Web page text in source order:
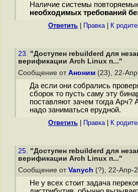
Наличие системы
необходимых требований
Ответить Правка| К
23. "Доступен rebuilderd для
верификации Arch Linux п..."
Сообщение от Аноним (23), 22-
Да если они собрались
сборок то пусть саму эту
поставляют зачем тогда
надо заниматься ерудной.
Ответить Правка| К
25. "Доступен rebuilderd для
верификации Arch Linux п..."
Сообщение от Vanych (?), 22-Апр-
Не у всех стоит задача